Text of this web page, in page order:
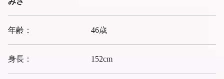
年齢： 46歳
身長： 152cm